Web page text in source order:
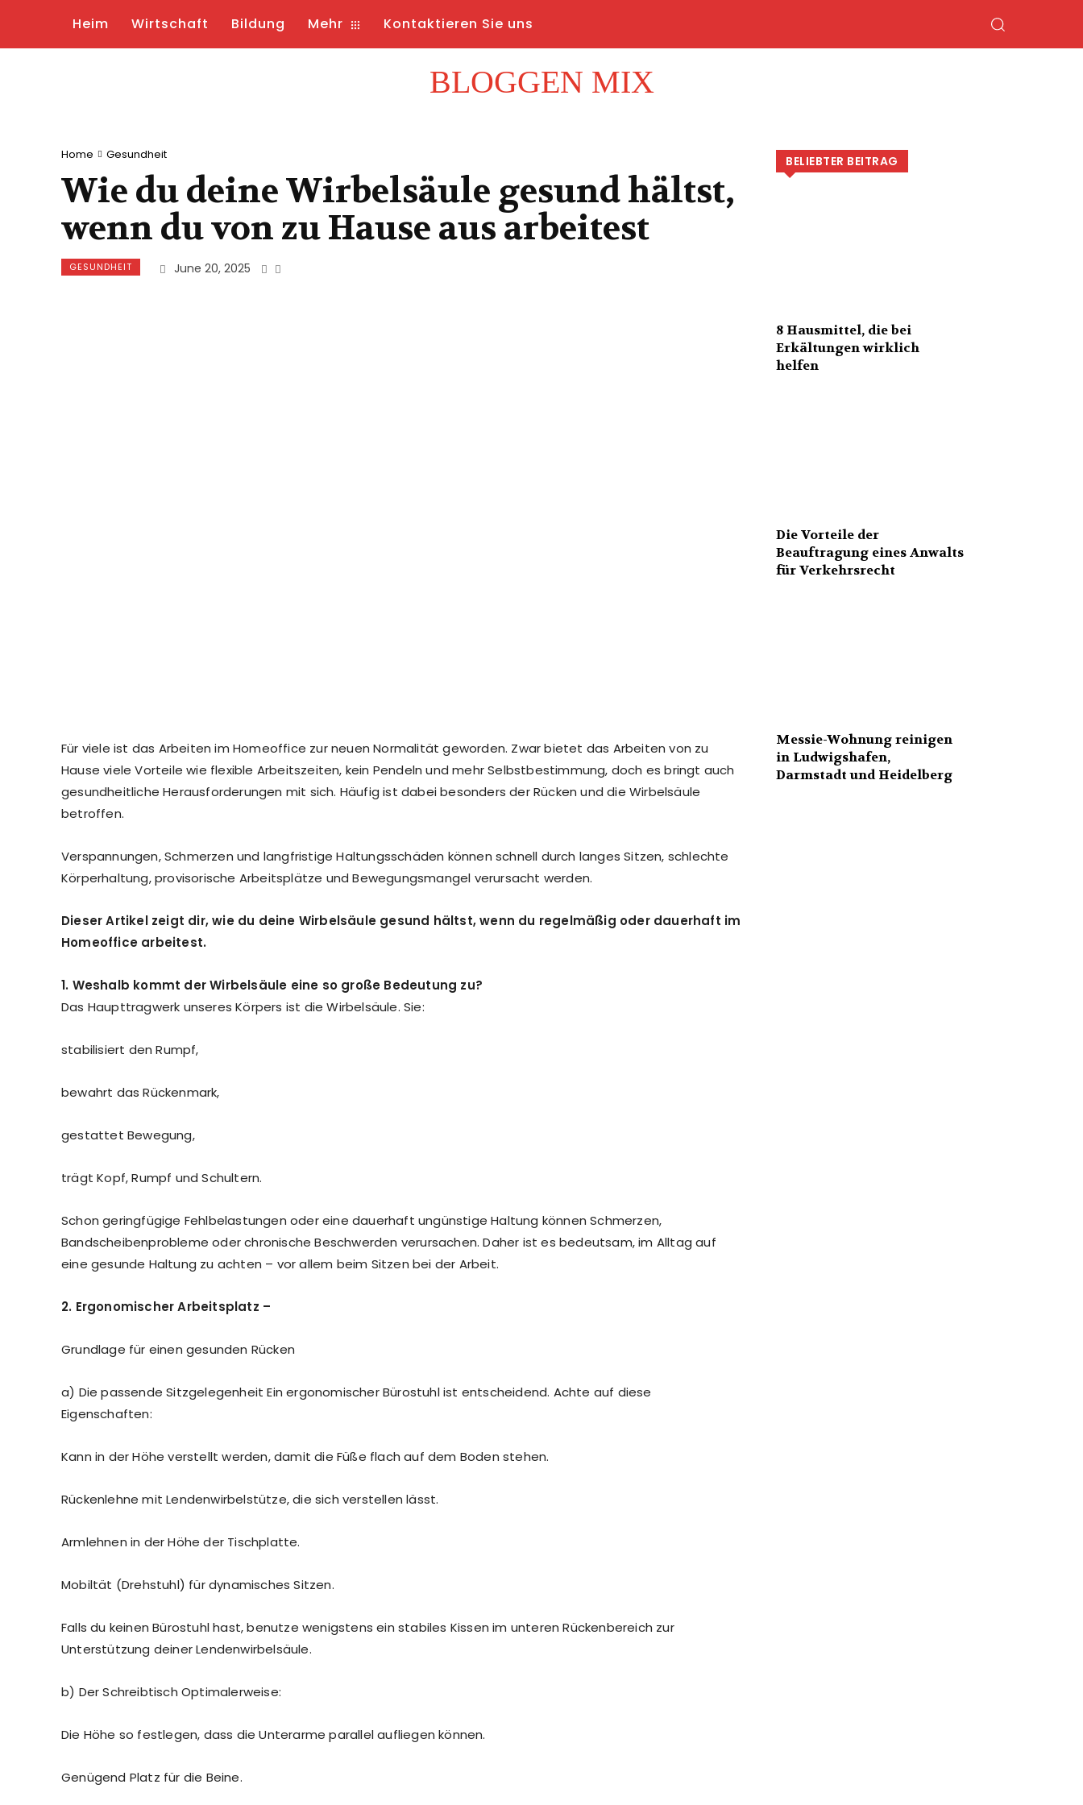
Heim Wirtschaft Bildung Mehr Kontaktieren Sie uns
BLOGGEN MIX
Home Gesundheit
Wie du deine Wirbelsäule gesund hältst,
wenn du von zu Hause aus arbeitest
GESUNDHEIT June 20, 2025
Für viele ist das Arbeiten im Homeoffice zur neuen Normalität geworden. Zwar bietet das Arbeiten von zu
Hause viele Vorteile wie flexible Arbeitszeiten, kein Pendeln und mehr Selbstbestimmung, doch es bringt auch
gesundheitliche Herausforderungen mit sich. Häufig ist dabei besonders der Rücken und die Wirbelsäule
betroffen.
Verspannungen, Schmerzen und langfristige Haltungsschäden können schnell durch langes Sitzen, schlechte
Körperhaltung, provisorische Arbeitsplätze und Bewegungsmangel verursacht werden.
Dieser Artikel zeigt dir, wie du deine Wirbelsäule gesund hältst, wenn du regelmäßig oder dauerhaft im
Homeoffice arbeitest.
1. Weshalb kommt der Wirbelsäule eine so große Bedeutung zu?
Das Haupttragwerk unseres Körpers ist die Wirbelsäule. Sie:
stabilisiert den Rumpf,
bewahrt das Rückenmark,
gestattet Bewegung,
trägt Kopf, Rumpf und Schultern.
Schon geringfügige Fehlbelastungen oder eine dauerhaft ungünstige Haltung können Schmerzen,
Bandscheibenprobleme oder chronische Beschwerden verursachen. Daher ist es bedeutsam, im Alltag auf
eine gesunde Haltung zu achten – vor allem beim Sitzen bei der Arbeit.
2. Ergonomischer Arbeitsplatz –
Grundlage für einen gesunden Rücken
a) Die passende Sitzgelegenheit Ein ergonomischer Bürostuhl ist entscheidend. Achte auf diese
Eigenschaften:
Kann in der Höhe verstellt werden, damit die Füße flach auf dem Boden stehen.
Rückenlehne mit Lendenwirbelstütze, die sich verstellen lässt.
Armlehnen in der Höhe der Tischplatte.
Mobiltät (Drehstuhl) für dynamisches Sitzen.
Falls du keinen Bürostuhl hast, benutze wenigstens ein stabiles Kissen im unteren Rückenbereich zur
Unterstützung deiner Lendenwirbelsäule.
b) Der Schreibtisch Optimalerweise:
Die Höhe so festlegen, dass die Unterarme parallel aufliegen können.
Genügend Platz für die Beine.
BELIEBTER BEITRAG
8 Hausmittel, die bei
Erkältungen wirklich
helfen
Die Vorteile der
Beauftragung eines Anwalts
für Verkehrsrecht
Messie-Wohnung reinigen
in Ludwigshafen,
Darmstadt und Heidelberg